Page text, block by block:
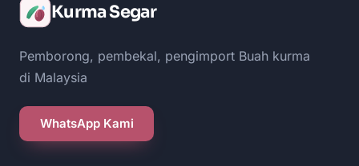
Kurma Segar
Pemborong, pembekal, pengimport Buah kurma
di Malaysia
WhatsApp Kami